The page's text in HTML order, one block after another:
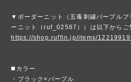
▼ボーダーニット（五毒刺繍パープルブ
ーニット（ruf_02587））は以下から
https://shop.ruffin.jp/items/
◼️カラー
・ブラック×パープル